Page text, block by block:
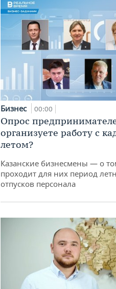
Бизнес 00:00
Опрос
организуете работу с
летом?
Казанские бизнесмены — о
проходит для них период
отпусков персонала